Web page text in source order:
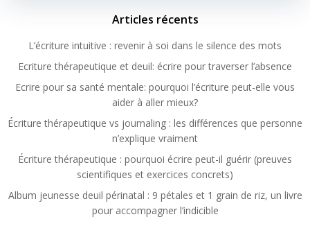
Articles récents
L’écriture intuitive : revenir à soi dans le silence des mots
Ecriture thérapeutique et deuil: écrire pour traverser l’absence
Ecrire pour sa santé mentale: pourquoi l’écriture peut-elle vous
aider à aller mieux?
Écriture thérapeutique vs journaling : les différences que personne
n’explique vraiment
Écriture thérapeutique : pourquoi écrire peut-il guérir (preuves
scientifiques et exercices concrets)
Album jeunesse deuil périnatal : 9 pétales et 1 grain de riz, un livre
pour accompagner l’indicible